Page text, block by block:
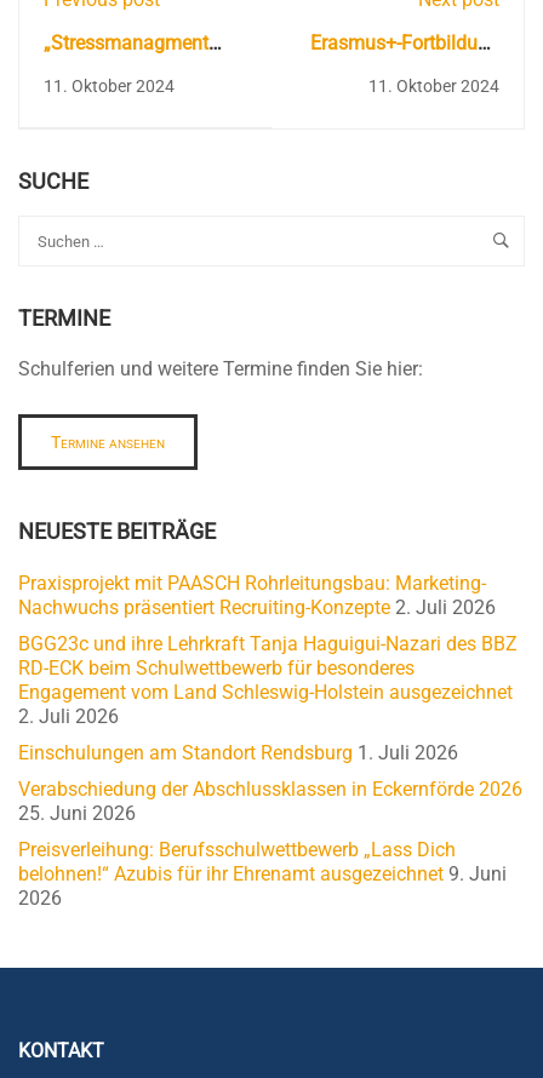
„Stressmanagment
trough mindfulness,
11. Oktober 2024
Erasmus+-Fortbildung
in Island im Land der
11. Oktober 2024
SUCHE
TERMINE
Schulferien und weitere Termine finden Sie hier:
Termine ansehen
NEUESTE BEITRÄGE
Praxisprojekt mit PAASCH Rohrleitungsbau: Marketing-
Nachwuchs präsentiert Recruiting-Konzepte 2. Juli 2026
BGG23c und ihre Lehrkraft Tanja Haguigui-Nazari des BBZ
RD-ECK beim Schulwettbewerb für besonderes
Engagement vom Land Schleswig-Holstein ausgezeichnet
2. Juli 2026
Einschulungen am Standort Rendsburg 1. Juli 2026
Verabschiedung der Abschlussklassen in Eckernförde 2026
25. Juni 2026
Preisverleihung: Berufsschulwettbewerb „Lass Dich
belohnen!“ Azubis für ihr Ehrenamt ausgezeichnet 9. Juni
2026
KONTAKT